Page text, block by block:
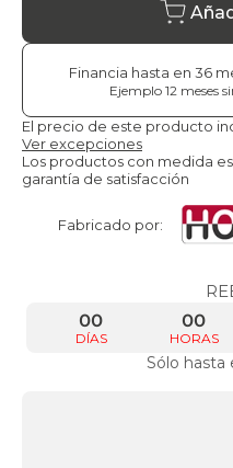
Financia hasta en 36
Ejemplo 12 meses
El precio de este producto
Ver excepciones
Los productos con medida
garantía de satisfacción
Fabricado por:
DÍAS
00
HORAS
00
Sólo hasta